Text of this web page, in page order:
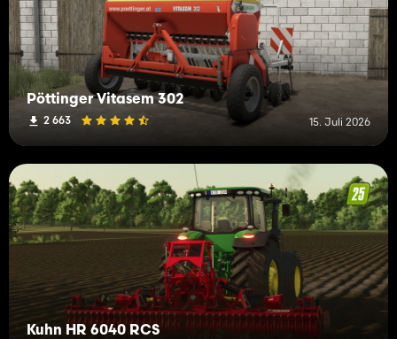
Pöttinger Vitasem 302
2 663 15. Juli 2026
Kuhn HR 6040 RCS